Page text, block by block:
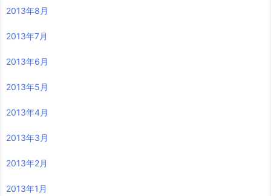
2013年8月
2013年7月
2013年6月
2013年5月
2013年4月
2013年3月
2013年2月
2013年1月